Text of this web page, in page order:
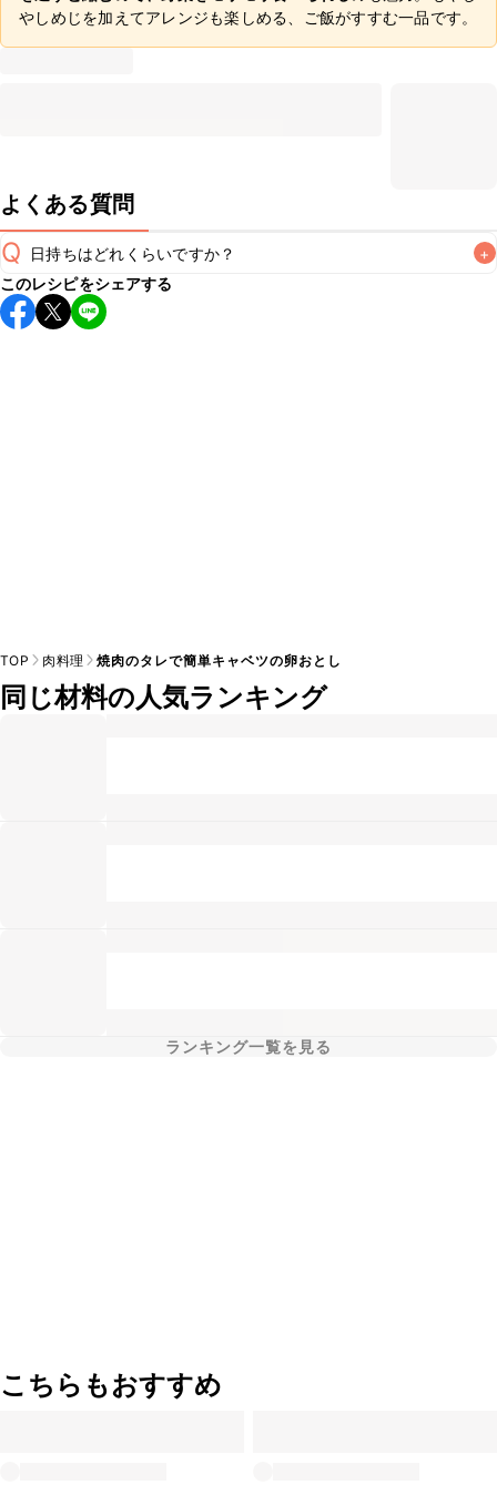
やしめじを加えてアレンジも楽しめる、ご飯がすすむ一品です。
よくある質問
Q 日持ちはどれくらいですか？ +
保存期間は冷蔵で翌日中が目安です。なるべくお早めにお召
し上がりください。
このレシピをシェアする
TOP 肉料理 焼肉のタレで簡単キャベツの卵おとし
同じ材料の人気ランキング
ランキング一覧を見る
こちらもおすすめ